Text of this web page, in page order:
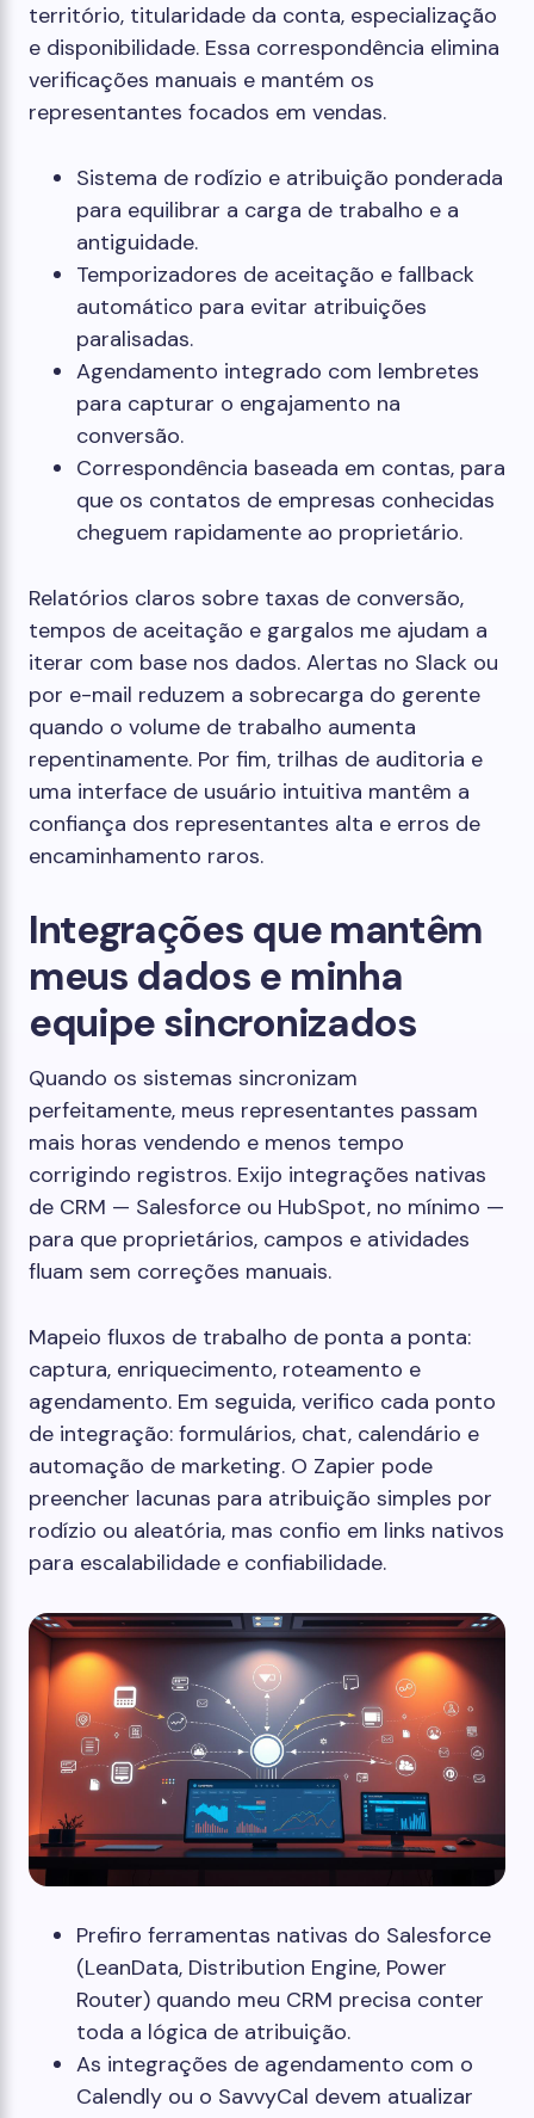
território, titularidade da conta, especialização
e disponibilidade. Essa correspondência elimina
verificações manuais e mantém os
representantes focados em vendas.
Sistema de rodízio e atribuição ponderada
para equilibrar a carga de trabalho e a
antiguidade.
Temporizadores de aceitação e fallback
automático para evitar atribuições
paralisadas.
Agendamento integrado com lembretes
para capturar o engajamento na
conversão.
Correspondência baseada em contas, para
que os contatos de empresas conhecidas
cheguem rapidamente ao proprietário.
Relatórios claros sobre taxas de conversão,
tempos de aceitação e gargalos me ajudam a
iterar com base nos dados. Alertas no Slack ou
por e-mail reduzem a sobrecarga do gerente
quando o volume de trabalho aumenta
repentinamente. Por fim, trilhas de auditoria e
uma interface de usuário intuitiva mantêm a
confiança dos representantes alta e erros de
encaminhamento raros.
Integrações que mantêm
meus dados e minha
equipe sincronizados
Quando os sistemas sincronizam
perfeitamente, meus representantes passam
mais horas vendendo e menos tempo
corrigindo registros. Exijo integrações nativas
de CRM — Salesforce ou HubSpot, no mínimo —
para que proprietários, campos e atividades
fluam sem correções manuais.
Mapeio fluxos de trabalho de ponta a ponta:
captura, enriquecimento, roteamento e
agendamento. Em seguida, verifico cada ponto
de integração: formulários, chat, calendário e
automação de marketing. O Zapier pode
preencher lacunas para atribuição simples por
rodízio ou aleatória, mas confio em links nativos
para escalabilidade e confiabilidade.
Prefiro ferramentas nativas do Salesforce
(LeanData, Distribution Engine, Power
Router) quando meu CRM precisa conter
toda a lógica de atribuição.
As integrações de agendamento com o
Calendly ou o SavvyCal devem atualizar